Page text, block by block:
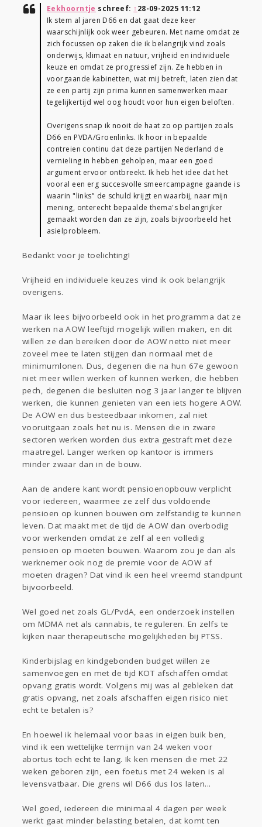
Eekhoorntje schreef: ↑28-09-2025 11:12
Ik stem al jaren D66 en dat gaat deze keer
waarschijnlijk ook weer gebeuren. Met name omdat ze
zich focussen op zaken die ik belangrijk vind zoals
onderwijs, klimaat en natuur, vrijheid en individuele
keuze en omdat ze progressief zijn. Ze hebben in
voorgaande kabinetten, wat mij betreft, laten zien dat
ze een partij zijn prima kunnen samenwerken maar
tegelijkertijd wel oog houdt voor hun eigen beloften.
Overigens snap ik nooit de haat zo op partijen zoals
D66 en PVDA/Groenlinks. Ik hoor in bepaalde
contreien continu dat deze partijen Nederland de
vernieling in hebben geholpen, maar een goed
argument ervoor ontbreekt. Ik heb het idee dat het
vooral een erg succesvolle smeercampagne gaande is
waarin "links" de schuld krijgt en waarbij, naar mijn
mening, onterecht bepaalde thema's belangrijker
gemaakt worden dan ze zijn, zoals bijvoorbeeld het
asielprobleem.
Bedankt voor je toelichting!
Vrijheid en individuele keuzes vind ik ook belangrijk
overigens.
Maar ik lees bijvoorbeeld ook in het programma dat ze
werken na AOW leeftijd mogelijk willen maken, en dit
willen ze dan bereiken door de AOW netto niet meer
zoveel mee te laten stijgen dan normaal met de
minimumlonen. Dus, degenen die na hun 67e gewoon
niet meer willen werken of kunnen werken, die hebben
pech, degenen die besluiten nog 3 jaar langer te blijven
werken, die kunnen genieten van een iets hogere AOW.
De AOW en dus besteedbaar inkomen, zal niet
vooruitgaan zoals het nu is. Mensen die in zware
sectoren werken worden dus extra gestraft met deze
maatregel. Langer werken op kantoor is immers
minder zwaar dan in de bouw.
Aan de andere kant wordt pensioenopbouw verplicht
voor iedereen, waarmee ze zelf dus voldoende
pensioen op kunnen bouwen om zelfstandig te kunnen
leven. Dat maakt met de tijd de AOW dan overbodig
voor werkenden omdat ze zelf al een volledig
pensioen op moeten bouwen. Waarom zou je dan als
werknemer ook nog de premie voor de AOW af
moeten dragen? Dat vind ik een heel vreemd standpunt
bijvoorbeeld.
Wel goed net zoals GL/PvdA, een onderzoek instellen
om MDMA net als cannabis, te reguleren. En zelfs te
kijken naar therapeutische mogelijkheden bij PTSS.
Kinderbijslag en kindgebonden budget willen ze
samenvoegen en met de tijd KOT afschaffen omdat
opvang gratis wordt. Volgens mij was al gebleken dat
gratis opvang, net zoals afschaffen eigen risico niet
echt te betalen is?
En hoewel ik helemaal voor baas in eigen buik ben,
vind ik een wettelijke termijn van 24 weken voor
abortus toch echt te lang. Ik ken mensen die met 22
weken geboren zijn, een foetus met 24 weken is al
levensvatbaar. Die grens wil D66 dus los laten...
Wel goed, iedereen die minimaal 4 dagen per week
werkt gaat minder belasting betalen, dat komt ten